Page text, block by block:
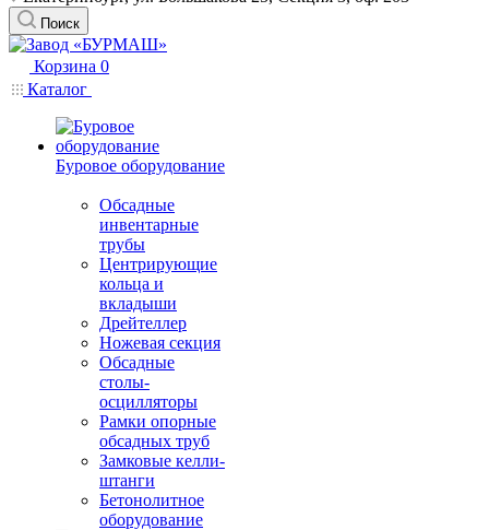
Поиск
Корзина 0
Каталог
Буровое оборудование
Обсадные
инвентарные
трубы
Центрирующие
кольца и
вкладыши
Дрейтеллер
Ножевая секция
Обсадные
столы-
осцилляторы
Рамки опорные
обсадных труб
Замковые келли-
штанги
Бетонолитное
оборудование